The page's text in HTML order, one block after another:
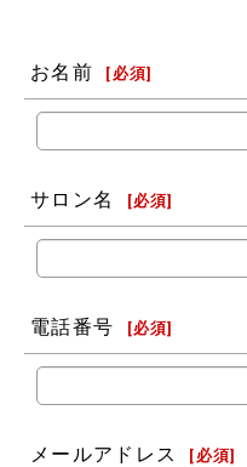
お名前 [ 必須]
サロン名 [必須]
電話番号 [必須]
メールアドレス [ 必須]